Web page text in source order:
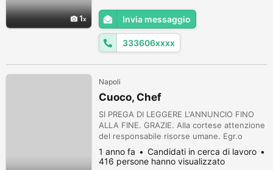
1 Invia messaggio
333606xxxx
Napoli
Cuoco, Chef
SI PREGA DI LEGGERE L'ANNUNCIO FINO
ALLA FINE. GRAZIE. Alla cortese attenzione
del responsabile risorse umane. Egr.o
dottore Buongiorno, mi chiamo Alessandro
Tocchetti Pisapia e sono un Cuoco ed
1 anno fa
Candidati in cerca di lavoro
416 persone hanno visualizzato